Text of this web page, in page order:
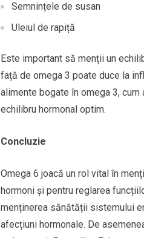
Semnințele de susan
Uleiul de rapiță
Este important să menții un
față de omega 3 poate duce la
alimente bogate în omega 3,
echilibru hormonal optim.
Concluzie
Omega 6 joacă un rol vital în
hormoni și pentru reglarea
menținerea sănătății sistemului
afecțiuni hormonale. De